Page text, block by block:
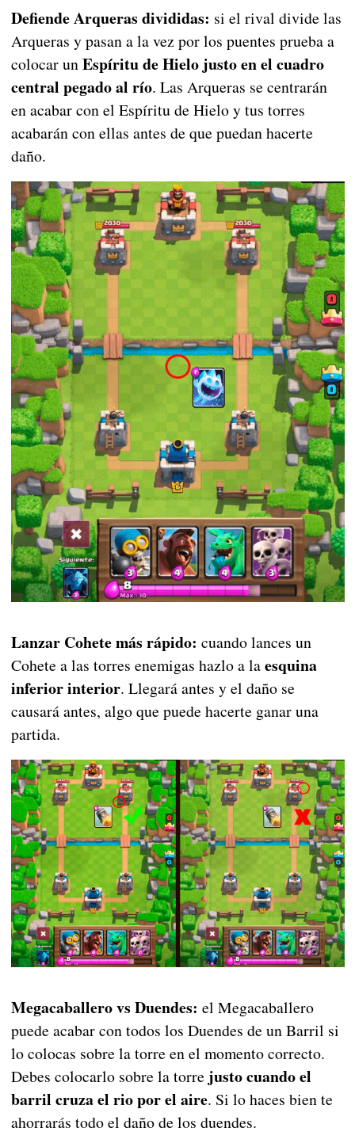
Defiende Arqueras divididas: si el rival divide las
Arqueras y pasan a la vez por los puentes prueba a
colocar unEspíritu de Hielo justo en el cuadro
central pegado al río. Las Arqueras se centrarán
en acabar con el Espíritu de Hielo y tus torres
acabarán con ellas antes de que puedan hacerte
daño.
Lanzar Cohete más rápido: cuando lances un
Cohete a las torres enemigas hazlo a laesquina
inferior interior. Llegará antes y el daño se
causará antes, algo que puede hacerte ganar una
partida.
Megacaballero vs Duendes: el Megacaballero
puede acabar con todos los Duendes de un Barril si
lo colocas sobre la torre en el momento correcto.
Debes colocarlo sobre la torre justo cuando el
barril cruza el rio por el aire. Si lo haces bien te
ahorrarás todo el daño de los duendes.